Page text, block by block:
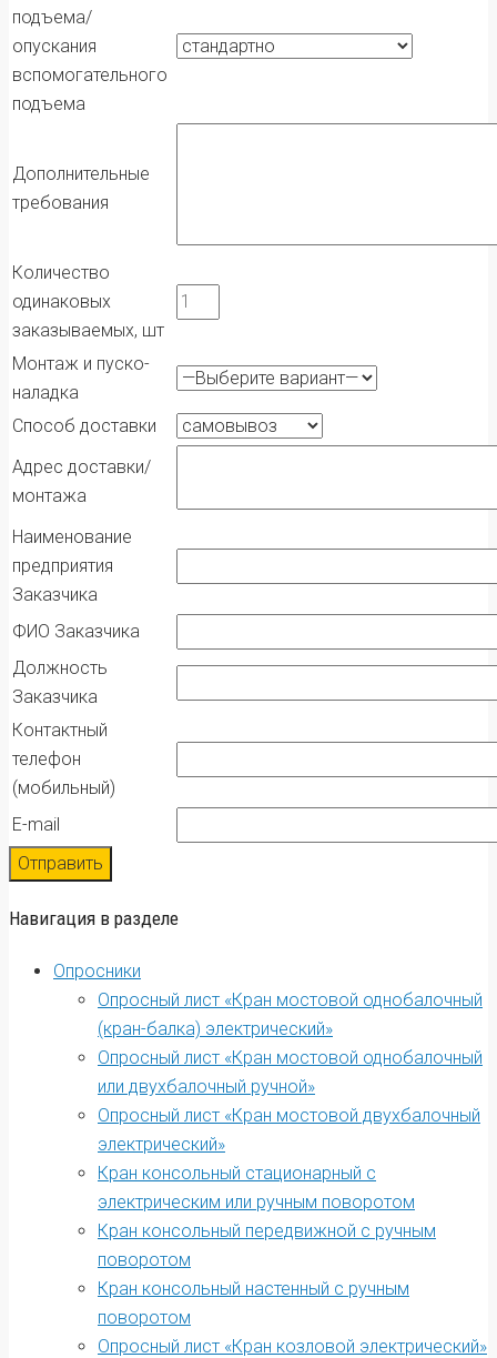
подъема/
опускания
вспомогательного
подъема
Дополнительные
требования
Количество
одинаковых
заказываемых, шт
Монтаж и пуско-
наладка
Способ доставки
Адрес доставки/
монтажа
Наименование
предприятия
Заказчика
ФИО Заказчика
Должность
Заказчика
Контактный
телефон
(мобильный)
E-mail
Навигация в разделе
Опросники
Опросный лист «Кран мостовой однобалочный
(кран-балка) электрический»
Опросный лист «Кран мостовой однобалочный
или двухбалочный ручной»
Опросный лист «Кран мостовой двухбалочный
электрический»
Кран консольный стационарный с
электрическим или ручным поворотом
Кран консольный передвижной с ручным
поворотом
Кран консольный настенный с ручным
поворотом
Опросный лист «Кран козловой электрический»